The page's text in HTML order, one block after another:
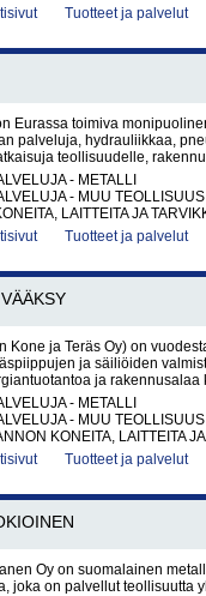
Tuotteet ja palvelut
Eurassa toimiva
palveluja, hydrauliikkaa,
teollisuudelle,
- METALLI
- MUU TEOLLISUUS
LAITTEITA JA
Tuotteet ja palvelut
VÄÄKSY
Kone ja Teräs Oy) on
ja säiliöiden
ja rakennusalaa
- METALLI
- MUU TEOLLISUUS
KONEITA, LAITTEITA
Tuotteet ja palvelut
Oy on suomalainen
joka on palvellut teollisuutta